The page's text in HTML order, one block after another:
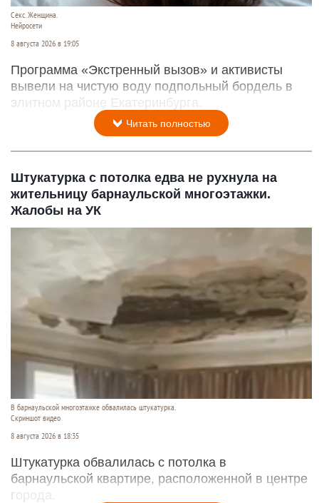
Секс. Женщина.
Нейросети
8 августа 2026 в 19:05
Программа «Экстренный вызов» и активисты
вывели на чистую воду подпольный бордель в
элитном районе Екатеринбурга.
Читать полностью
Штукатурка с потолка едва не рухнула на
жительницу барнаульской многоэтажки.
Жалобы на УК
В барнаульской многоэтажке обвалилась штукатурка.
Скриншот видео
8 августа 2026 в 18:35
Штукатурка обвалилась с потолка в
барнаульской квартире, расположенной в центре
города.